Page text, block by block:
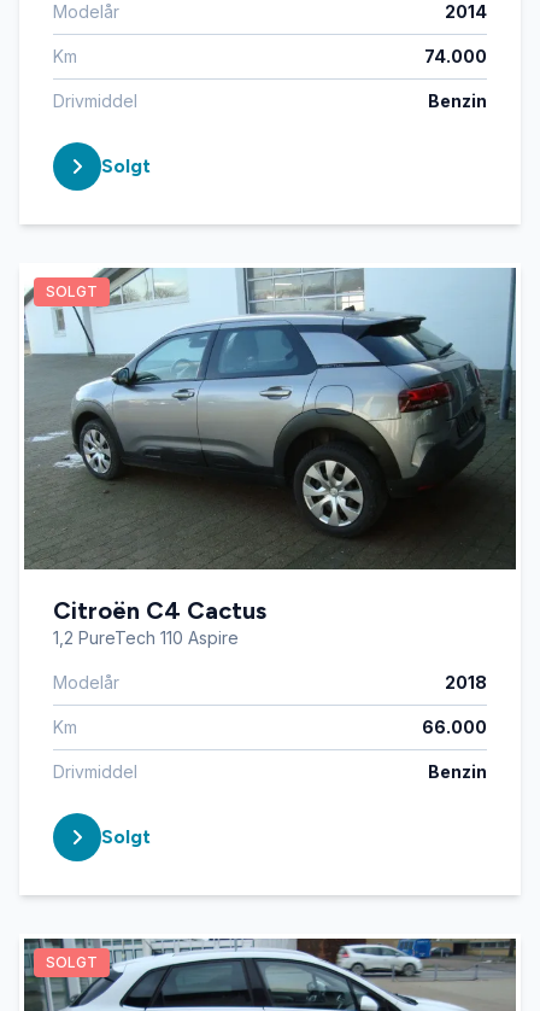
Modelår 2014
Km 74.000
Drivmiddel Benzin
Solgt
SOLGT
Citroën C4 Cactus
1,2 PureTech 110 Aspire
Modelår 2018
Km 66.000
Drivmiddel Benzin
Solgt
SOLGT